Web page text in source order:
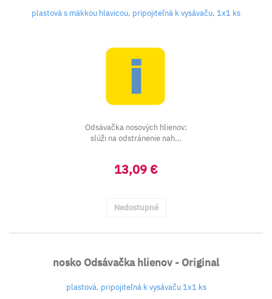
plastová s mäkkou hlavicou, pripojiteľná k vysávaču, 1x1 ks
Odsávačka nosových hlienov:
slúži na odstránenie nah...
13,09 €
Nedostupné
nosko Odsávačka hlienov - Original
plastová, pripojiteľná k vysávaču 1x1 ks